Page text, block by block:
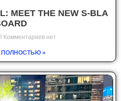
MEET THE NEW S-BLA
Комментариев нет
ПОЛНОСТЬЮ »